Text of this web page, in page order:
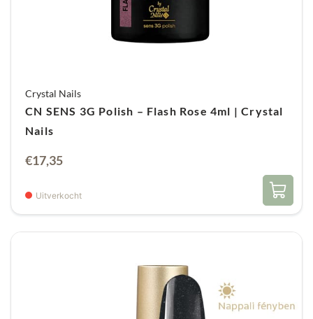
Crystal Nails
CN SENS 3G Polish – Flash Rose 4ml | Crystal
Nails
€17,35
Uitverkocht